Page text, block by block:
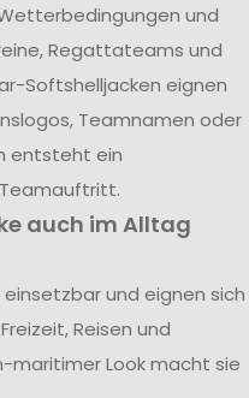
und
Regattateams und
Softshelljacken eignen
Teamnamen oder
entsteht ein
auch im Alltag
und eignen sich
Reisen und
maritimer Look macht sie